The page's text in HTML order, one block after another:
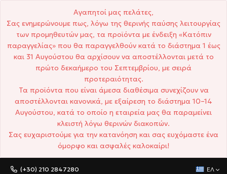
Αγαπητοί μας πελάτες,
Σας ενημερώνουμε πως, λόγω της θερινής παύσης λειτουργίας
των προμηθευτών μας, τα προϊόντα με ένδειξη «Κατόπιν
παραγγελίας» που θα παραγγελθούν κατά το διάστημα 1 έως
και 31 Αυγούστου θα αρχίσουν να αποστέλλονται μετά το
πρώτο δεκαήμερο του Σεπτεμβρίου, με σειρά
προτεραιότητας.
Τα προϊόντα που είναι άμεσα διαθέσιμα συνεχίζουν να
αποστέλλονται κανονικά, με εξαίρεση το διάστημα 10–14
Αυγούστου, κατά το οποίο η εταιρεία μας θα παραμείνει
κλειστή λόγω θερινών διακοπών.
Σας ευχαριστούμε για την κατανόηση και σας ευχόμαστε ένα
όμορφο και ασφαλές καλοκαίρι!
(+30) 210 2847280 ΕΛ